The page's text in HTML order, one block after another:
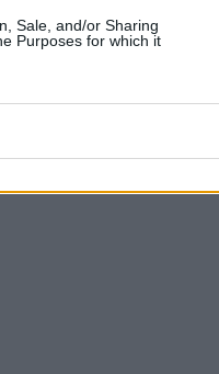
Sale, and/or Sharing
Purposes for which it